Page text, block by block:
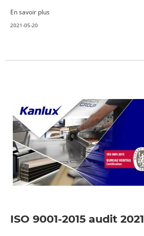
En savoir plus
2021-05-20
ISO 9001-2015 audit 2021